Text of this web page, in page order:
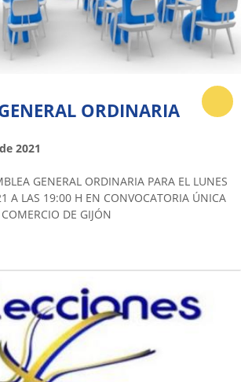
ORDINARIA
2021
GENERAL ORDINARIA PARA EL LUNES
A LAS 19:00 H EN CONVOCATORIA ÚNICA
DE GIJÓN